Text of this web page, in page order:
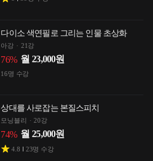
다이소 색연필로 그리는 인물 초상화
아강 21강
76% 월 23,000원
16명 수강
상대를 사로잡는 본질스피치
모닝블리 20강
74% 월 25,000원
4.8 23명 수강